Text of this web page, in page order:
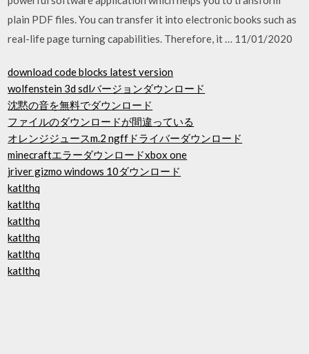
plain PDF files. You can transfer it into electronic books such as
real-life page turning capabilities. Therefore, it … 11/01/2020
download code blocks latest version
wolfenstein 3d sdlバージョンダウンロード
沈黙の音を無料でダウンロード
ファイルのダウンロードが間違っている
オレンジジュースm.2 ngffドライバーダウンロード
minecraftエラーダウンロードxbox one
jriver gizmo windows 10ダウンロード
katlthq
katlthq
katlthq
katlthq
katlthq
katlthq